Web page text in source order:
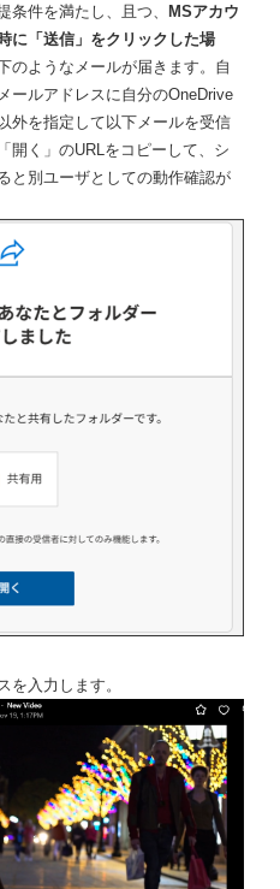
条件を満たし、且つ、
MSアカウ
に「送信」をクリックした場
のようなメールが届きます。自
ールアドレスに自分のOneDrive
外を指定して以下メールを受信
開く」のURLをコピーして、シ
と別ユーザとしての動作確認が
を入力します。